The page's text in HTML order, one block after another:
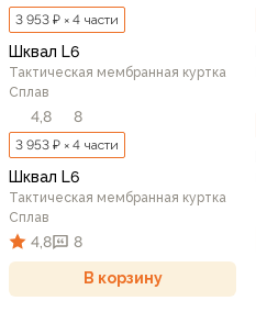
3 953 ₽ × 4 части
Шквал L6
Тактическая мембранная куртка
Сплав
4,8 8
3 953 ₽ × 4 части
Шквал L6
Тактическая мембранная куртка
Сплав
4,8 8
В корзину